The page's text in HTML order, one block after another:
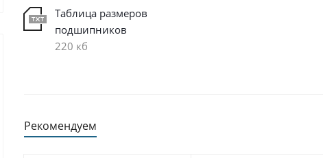
Таблица размеров
подшипников
220 кб
Рекомендуем